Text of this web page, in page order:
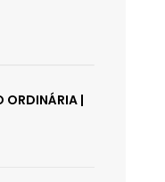
ORDINÁRIA |